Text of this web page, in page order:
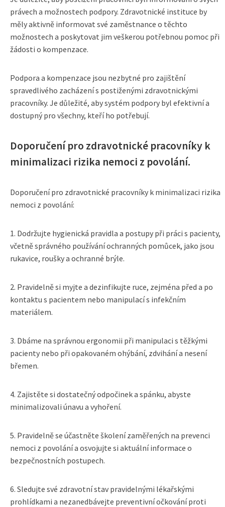
právech a možnostech podpory. Zdravotnické instituce by
měly aktivně informovat své zaměstnance o těchto
možnostech a poskytovat jim veškerou potřebnou pomoc při
žádosti o kompenzace.
Podpora a kompenzace jsou nezbytné pro zajištění
spravedlivého zacházení s postiženými zdravotnickými
pracovníky. Je důležité, aby systém podpory byl efektivní a
dostupný pro všechny, kteří ho potřebují.
Doporučení pro zdravotnické pracovníky k
minimalizaci rizika nemoci z povolání.
Doporučení pro zdravotnické pracovníky k minimalizaci rizika
nemoci z povolání:
1. Dodržujte hygienická pravidla a postupy při práci s pacienty,
včetně správného používání ochranných pomůcek, jako jsou
rukavice, roušky a ochranné brýle.
2. Pravidelně si myjte a dezinfikujte ruce, zejména před a po
kontaktu s pacientem nebo manipulací s infekčním
materiálem.
3. Dbáme na správnou ergonomii při manipulaci s těžkými
pacienty nebo při opakovaném ohýbání, zdvihání a nesení
břemen.
4. Zajistěte si dostatečný odpočinek a spánku, abyste
minimalizovali únavu a vyhoření.
5. Pravidelně se účastněte školení zaměřených na prevenci
nemoci z povolání a osvojujte si aktuální informace o
bezpečnostních postupech.
6. Sledujte své zdravotní stav pravidelnými lékařskými
prohlídkami a nezanedbávejte preventivní očkování proti